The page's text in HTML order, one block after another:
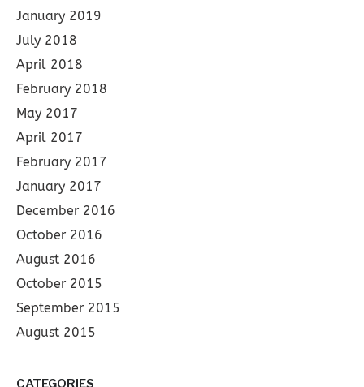
January 2019
July 2018
April 2018
February 2018
May 2017
April 2017
February 2017
January 2017
December 2016
October 2016
August 2016
October 2015
September 2015
August 2015
CATEGORIES